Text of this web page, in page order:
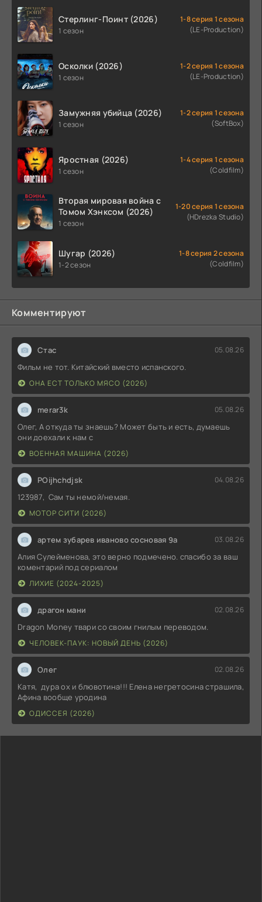
Стерлинг-Поинт (2026)
1 сезон
1-8 серия 1 сезона
(LE-Production)
Осколки (2026)
1 сезон
1-2 серия 1 сезона
(LE-Production)
Замужняя убийца (2026)
1 сезон
1-2 серия 1 сезона
(SoftBox)
Яростная (2026)
1 сезон
1-4 серия 1 сезона
(Coldfilm)
Вторая мировая война с
Томом Хэнксом (2026)
1 сезон
1-20 серия 1 сезона
(HDrezka Studio)
Шугар (2026)
1-2 сезон
1-8 серия 2 сезона
(Coldfilm)
Комментируют
Стас 05.08.26
Фильм не тот. Китайский вместо испанского.
ОНА ЕСТ ТОЛЬКО МЯСО (2026)
merar3k 05.08.26
Олег, А откуда ты знаешь? Может быть и есть, думаешь
они доехали к нам с
ВОЕННАЯ МАШИНА (2026)
POijhchdjsk 04.08.26
123987, Сам ты немой/немая.
МОТОР СИТИ (2026)
артем зубарев иваново сосновая 9а 03.08.26
Алия Сулейменова, это верно подмечено. спасибо за ваш
коментарий под сериалом
ЛИХИЕ (2024-2025)
драгон мани 02.08.26
Dragon Money твари со своим гнилым переводом.
ЧЕЛОВЕК-ПАУК: НОВЫЙ ДЕНЬ (2026)
Олег 02.08.26
Катя, дура ох и блювотина!!! Елена негретосина страшила,
Афина вообще уродина
ОДИССЕЯ (2026)